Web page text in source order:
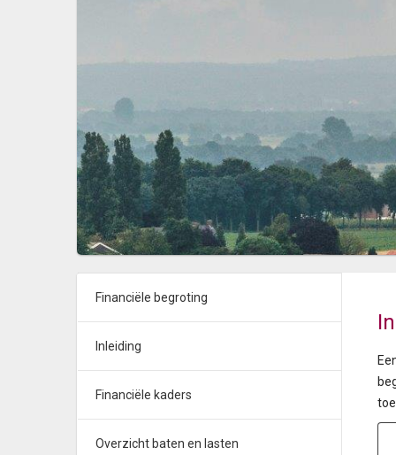
Financiële begroting
Inleiding
Financiële kaders
Overzicht baten en lasten